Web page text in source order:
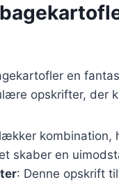
en
opskrifter, der
kombination,
skaber en
: Denne opskrift